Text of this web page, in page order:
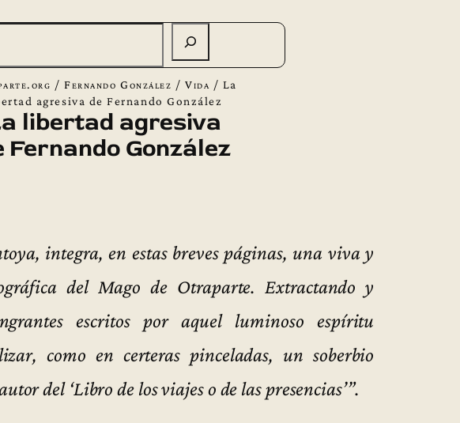
/Fernando González /Vida / La
agresiva de Fernando González
libertad agresiva
Fernando González
integra, en estas breves páginas, una viva y
del Mago de Otraparte. Extractando y
escritos por aquel luminoso espíritu
como en certeras pinceladas, un soberbio
del ‘Libro de los viajes o de las presencias’”.